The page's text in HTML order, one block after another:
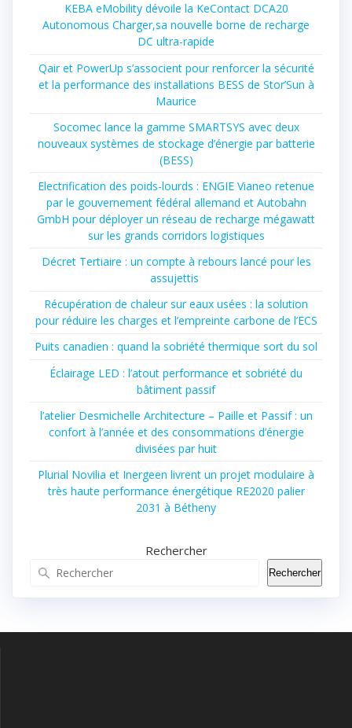
KEBA eMobility dévoile la KeContact DCA20
Autonomous Charger,sa nouvelle borne de recharge
DC ultra-rapide
Qair et PowerUp s’associent pour renforcer la sécurité
et la performance des installations BESS de Stor’Sun à
Maurice
Socomec lance la gamme SMARTSYS avec deux
nouveaux systèmes de stockage d’énergie par batterie
(BESS)
Electrification des poids-lourds : ENGIE Vianeo retenue
par le gouvernement fédéral allemand et Autobahn
GmbH pour déployer un réseau de recharge mégawatt
sur les grands corridors logistiques
Décret Tertiaire : un compte à rebours lancé pour les
assujettis
Récupération de chaleur sur eaux usées : la solution
pour réduire les charges et l’empreinte carbone de l’ECS
Puits canadien : quand la sobriété thermique sort du sol
Éclairage LED : l’atout performance et sobriété du
bâtiment passif
l’atelier Desmichelle Architecture – Paille et Passif : un
confort à l’année et des consommations d’énergie
divisées par huit
Plurial Novilia et Inergeen livrent un projet modulaire à
très haute performance énergétique RE2020 palier
2031 à Bétheny
Rechercher
Rechercher